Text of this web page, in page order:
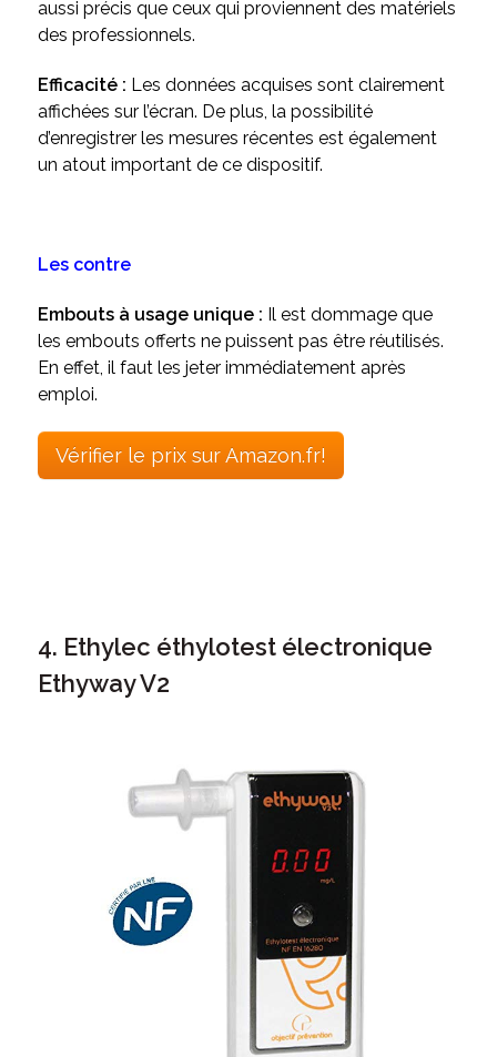
aussi précis que ceux qui proviennent des matériels
des professionnels.
Efficacité : Les données acquises sont clairement
affichées sur l’écran. De plus, la possibilité
d’enregistrer les mesures récentes est également
un atout important de ce dispositif.
Les contre
Embouts à usage unique : Il est dommage que
les embouts offerts ne puissent pas être réutilisés.
En effet, il faut les jeter immédiatement après
emploi.
Vérifier le prix sur Amazon.fr!
4. Ethylec éthylotest électronique
Ethyway V2